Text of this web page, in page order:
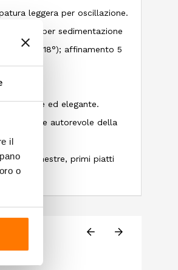
il
o
leggera per oscillazione.
per sedimentazione
(14°/18°); affinamento 5
fine ed elegante.
spessore autorevole della
minestre, primi piatti